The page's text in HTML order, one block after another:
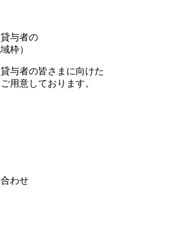
与者の
枠）
与者の皆さまに向けた
用意しております。
わせ